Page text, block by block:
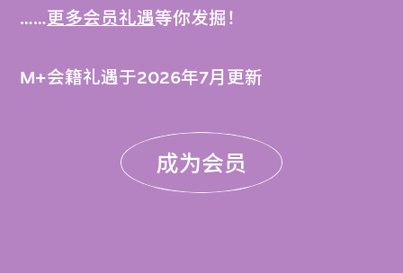
……更多会员礼遇等你发掘！
M+会籍礼遇于2026年7月更新
成为会员